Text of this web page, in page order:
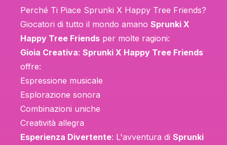
Perché Ti Piace Sprunki X Happy Tree Friends?
Giocatori di tutto il mondo amano Sprunki X
Happy Tree Friends per molte ragioni:
Gioia Creativa: Sprunki X Happy Tree Friends
offre:
Espressione musicale
Esplorazione sonora
Combinazioni uniche
Creatività allegra
Esperienza Divertente: L'avventura di Sprunki